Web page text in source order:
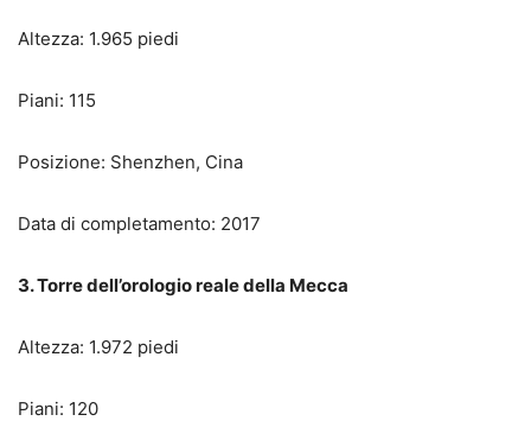
Altezza: 1.965 piedi
Piani: 115
Posizione: Shenzhen, Cina
Data di completamento: 2017
3. Torre dell’orologio reale della Mecca
Altezza: 1.972 piedi
Piani: 120